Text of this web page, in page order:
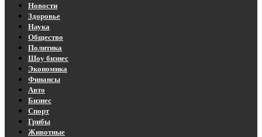
Новости
Здоровье
Наука
Общество
Политика
Шоу бизнес
Экономика
Финансы
Авто
Бизнес
Спорт
Грибы
Животные